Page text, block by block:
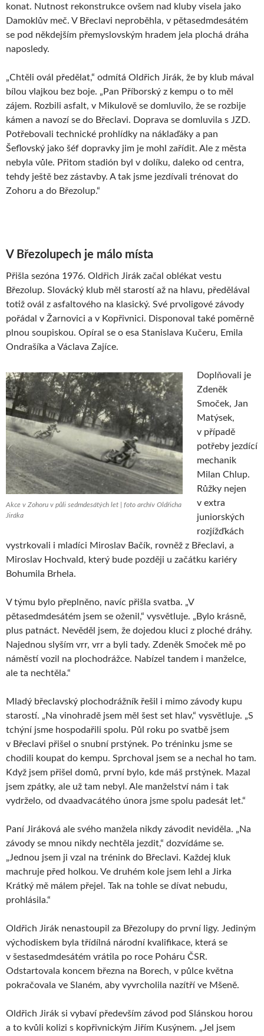
konat. Nutnost rekonstrukce ovšem nad kluby visela jako
Damoklův meč. V Břeclavi neproběhla, v pětasedmdesátém
se pod někdejším přemyslovským hradem jela plochá dráha
naposledy.
„Chtěli ovál předělat,“ odmítá Oldřich Jirák, že by klub mával
bílou vlajkou bez boje. „Pan Příborský z kempu o to měl
zájem. Rozbili asfalt, v Mikulově se domluvilo, že se rozbije
kámen a navozí se do Břeclavi. Doprava se domluvila s JZD.
Potřebovali technické prohlídky na náklaďáky a pan
Šeflovský jako šéf dopravky jim je mohl zařídit. Ale z města
nebyla vůle. Přitom stadión byl v dolíku, daleko od centra,
tehdy ještě bez zástavby. A tak jsme jezdívali trénovat do
Zohoru a do Březolup.“
V Březolupech je málo místa
Přišla sezóna 1976. Oldřich Jirák začal oblékat vestu
Březolup. Slovácký klub měl starostí až na hlavu, předělával
totiž ovál z asfaltového na klasický. Své prvoligové závody
pořádal v Žarnovici a v Kopřivnici. Disponoval také poměrně
plnou soupiskou. Opíral se o esa Stanislava Kučeru, Emila
Ondrašíka a Václava Zajíce.
Akce v Zohoru v půli sedmdesátých let | foto archív Oldřicha
Jiráka
Doplňovali je
Zdeněk
Smoček, Jan
Matýsek,
v případě
potřeby jezdící
mechanik
Milan Chlup.
Růžky nejen
v extra
juniorských
rozjížďkách
vystrkovali i mladíci Miroslav Bačík, rovněž z Břeclavi, a
Miroslav Hochvald, který bude později u začátku kariéry
Bohumila Brhela.
V týmu bylo přeplněno, navíc přišla svatba. „V
pětasedmdesátém jsem se oženil,“ vysvětluje. „Bylo krásně,
plus patnáct. Nevěděl jsem, že dojedou kluci z ploché dráhy.
Najednou slyším vrr, vrr a byli tady. Zdeněk Smoček mě po
náměstí vozil na plochodrážce. Nabízel tandem i manželce,
ale ta nechtěla.“
Mladý břeclavský plochodrážník řešil i mimo závody kupu
starostí. „Na vinohradě jsem měl šest set hlav,“ vysvětluje. „S
tchýní jsme hospodařili spolu. Půl roku po svatbě jsem
v Břeclavi přišel o snubní prstýnek. Po tréninku jsme se
chodili koupat do kempu. Sprchoval jsem se a nechal ho tam.
Když jsem přišel domů, první bylo, kde máš prstýnek. Mazal
jsem zpátky, ale už tam nebyl. Ale manželství nám i tak
vydrželo, od dvaadvacátého února jsme spolu padesát let.“
Paní Jiráková ale svého manžela nikdy závodit neviděla. „Na
závody se mnou nikdy nechtěla jezdit,“ dozvídáme se.
„Jednou jsem ji vzal na trénink do Břeclavi. Každej kluk
machruje před holkou. Ve druhém kole jsem lehl a Jirka
Krátký mě málem přejel. Tak na tohle se dívat nebudu,
prohlásila.“
Oldřich Jirák nenastoupil za Březolupy do první ligy. Jediným
východiskem byla třídílná národní kvalifikace, která se
v šestasedmdesátém vrátila po roce Poháru ČSR.
Odstartovala koncem března na Borech, v půlce května
pokračovala ve Slaném, aby vyvrcholila nazítří ve Mšeně.
Oldřich Jirák si vybaví především závod pod Slánskou horou
a to kvůli kolizi s kopřivnickým Jiřím Kusýnem. „Jel jsem